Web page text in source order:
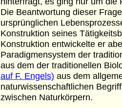
Die Beantwortung dieser
ursprünglichen
Konstruktion seines
Konstruktion entwickelte er
Paradigmensystem der
aus dem der traditionellen
auf F. Engels) aus dem
naturwissenschaftlichen
zwischen Naturkörpern.